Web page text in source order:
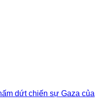
dứt chiến sự Gaza của